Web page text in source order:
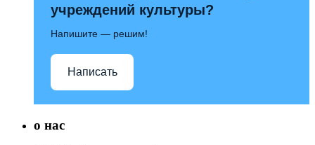
учреждений культуры?
Напишите — решим!
Написать
о нас